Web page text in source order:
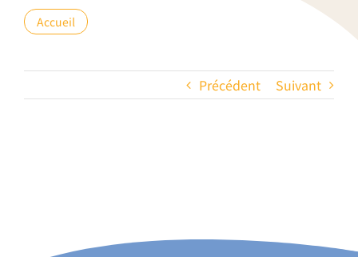
Accueil
Précédent Suivant